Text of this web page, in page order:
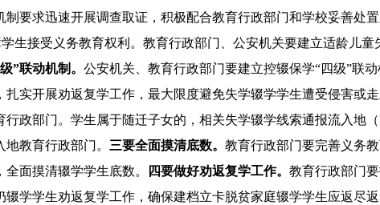
要求迅速开展调查取证，积极配合教育行政部门和学校妥善处
学生接受义务教育权利。教育行政部门、公安机关要建立适龄儿
”联动机制。 公安机关、教育行政部门要建立控辍保学“四级”联
实开展劝返复学工作，最大限度避免失学辍学学生遭受侵害或走
行政部门。学生属于随迁子女的，相关失学辍学线索通报流入地
教育行政部门。 三要全面摸清底数。 教育行政部门要完善义务
面摸清辍学学生底数。
四要做好劝返复学工作。 教育行政部门
辍学学生劝返复学工作，确保建档立卡脱贫家庭辍学学生应返尽